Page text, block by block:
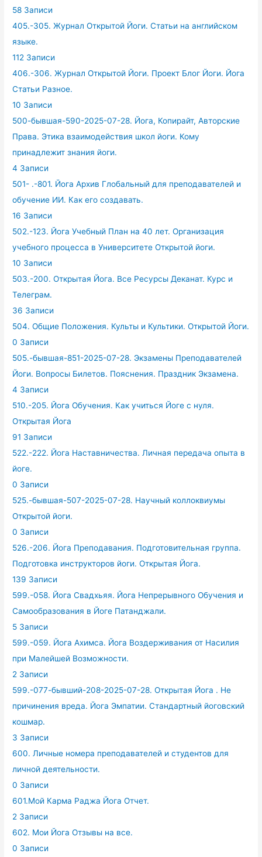
58 Записи
405.-305. Журнал Открытой Йоги. Статьи на английском
языке.
112 Записи
406.-306. Журнал Открытой Йоги. Проект Блог Йоги. Йога
Статьи Разное.
10 Записи
500-бывшая-590-2025-07-28. Йога, Копирайт, Авторские
Права. Этика взаимодействия школ йоги. Кому
принадлежит знания йоги.
4 Записи
501- .-801. Йога Архив Глобальный для преподавателей и
обучение ИИ. Как его создавать.
16 Записи
502.-123. Йога Учебный План на 40 лет. Организация
учебного процесса в Университете Открытой йоги.
10 Записи
503.-200. Открытая Йога. Все Ресурсы Деканат. Курс и
Телеграм.
36 Записи
504. Общие Положения. Культы и Культики. Открытой Йоги.
0 Записи
505.-бывшая-851-2025-07-28. Экзамены Преподавателей
Йоги. Вопросы Билетов. Пояснения. Праздник Экзамена.
4 Записи
510.-205. Йога Обучения. Как учиться Йоге с нуля.
Открытая Йога
91 Записи
522.-222. Йога Наставничества. Личная передача опыта в
йоге.
0 Записи
525.-бывшая-507-2025-07-28. Научный коллоквиумы
Открытой йоги.
0 Записи
526.-206. Йога Преподавания. Подготовительная группа.
Подготовка инструкторов йоги. Открытая Йога.
139 Записи
599.-058. Йога Свадхьяя. Йога Непрерывного Обучения и
Самообразования в Йоге Патанджали.
5 Записи
599.-059. Йога Ахимса. Йога Воздерживания от Насилия
при Малейшей Возможности.
2 Записи
599.-077-бывший-208-2025-07-28. Открытая Йога . Не
причинения вреда. Йога Эмпатии. Стандартный йоговский
кошмар.
3 Записи
600. Личные номера преподавателей и студентов для
личной деятельности.
0 Записи
601.Мой Карма Раджа Йога Отчет.
2 Записи
602. Мои Йога Отзывы на все.
0 Записи